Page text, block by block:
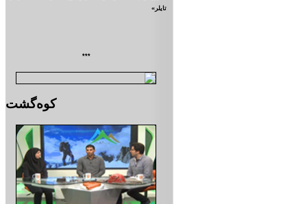
تايلر»
***
کوه‌گشت